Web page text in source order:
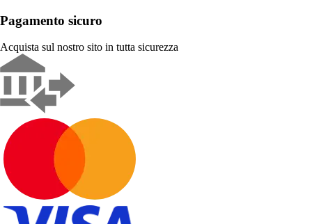
Pagamento sicuro
Acquista sul nostro sito in tutta sicurezza